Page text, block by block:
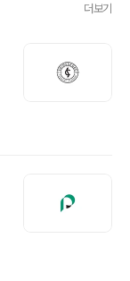
더보기